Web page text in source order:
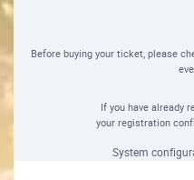
Before buying your ticket, please
If you have already
your registration
System